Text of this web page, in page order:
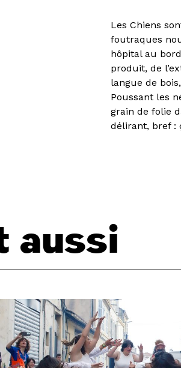
Les Chiens
foutraques
hôpital au
produit, de
langue de
Poussant les
grain de folie
délirant, bref :
aussi